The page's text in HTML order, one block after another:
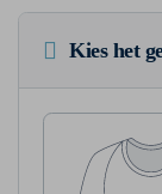
Kies het